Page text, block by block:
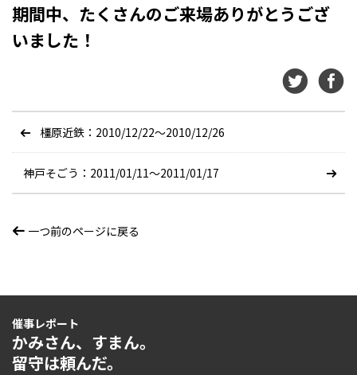
期間中、たくさんのご来場ありがとうござ
いました！
橿原近鉄：2010/12/22〜2010/12/26
神戸そごう：2011/01/11〜2011/01/17
一つ前のページに戻る
催事レポート
かみさん、すまん。
留守は頼んだ。